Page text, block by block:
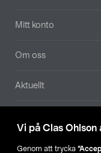
Vi på Clas Ohlson
Genom att trycka
Mitt konto
Om oss
Aktuellt